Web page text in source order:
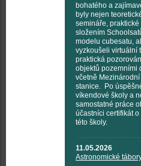
bohatého a
byly nejen
semináře, praktické
složením
modelu cubesatu,
vyzkoušeli virtuální
praktická
objektů pozemními
včetně Mezinárodní
stanice. Po
víkendové školy a
samostatné práce
účastníci certifikát
této školy.
11.05.2026
Astronomické